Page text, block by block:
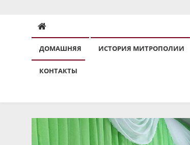
ДОМАШНЯЯ ИСТОРИЯ МИТРОПОЛИИ
КОНТАКТЫ